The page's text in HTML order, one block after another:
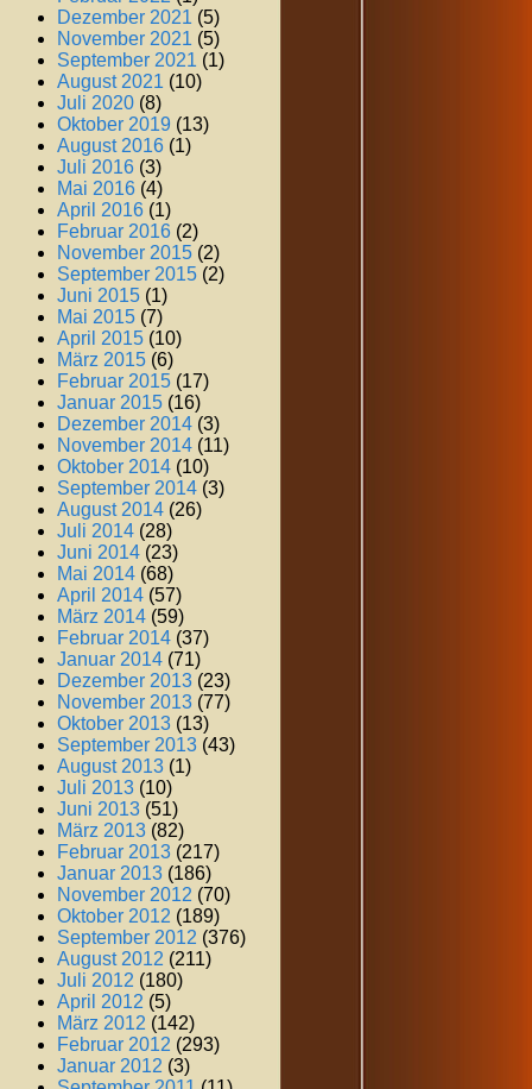
Dezember 2021 (5)
November 2021 (5)
September 2021 (1)
August 2021 (10)
Juli 2020 (8)
Oktober 2019 (13)
August 2016 (1)
Juli 2016 (3)
Mai 2016 (4)
April 2016 (1)
Februar 2016 (2)
November 2015 (2)
September 2015 (2)
Juni 2015 (1)
Mai 2015 (7)
April 2015 (10)
März 2015 (6)
Februar 2015 (17)
Januar 2015 (16)
Dezember 2014 (3)
November 2014 (11)
Oktober 2014 (10)
September 2014 (3)
August 2014 (26)
Juli 2014 (28)
Juni 2014 (23)
Mai 2014 (68)
April 2014 (57)
März 2014 (59)
Februar 2014 (37)
Januar 2014 (71)
Dezember 2013 (23)
November 2013 (77)
Oktober 2013 (13)
September 2013 (43)
August 2013 (1)
Juli 2013 (10)
Juni 2013 (51)
März 2013 (82)
Februar 2013 (217)
Januar 2013 (186)
November 2012 (70)
Oktober 2012 (189)
September 2012 (376)
August 2012 (211)
Juli 2012 (180)
April 2012 (5)
März 2012 (142)
Februar 2012 (293)
Januar 2012 (3)